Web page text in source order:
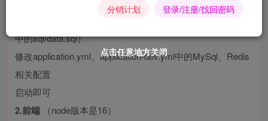
中的sql/data.sql）
修改application.yml、application-dev.yml中的MySql、Redis
相关配置
启动即可
2.前端 （node版本是16）
点击任意地方关闭
点击任意地方关闭
点击任意地方关闭
点击任意地方关闭
点击任意地方关闭
点击任意地方关闭
分销计划 登录/注册/找回密码